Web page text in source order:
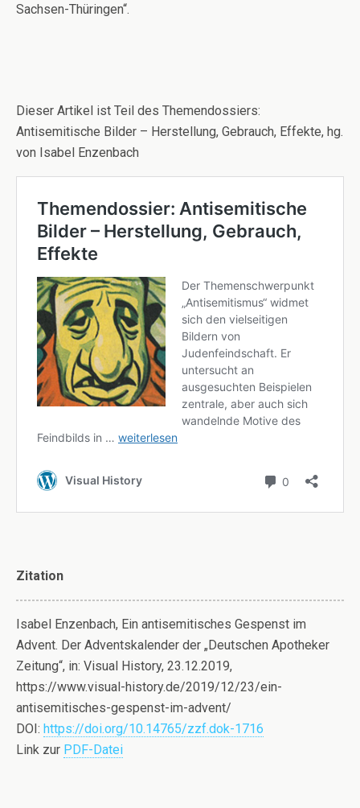
Sachsen-Thüringen“.
Dieser Artikel ist Teil des Themendossiers:
Antisemitische Bilder – Herstellung, Gebrauch, Effekte, hg.
von Isabel Enzenbach
Zitation
Isabel Enzenbach, Ein antisemitisches Gespenst im
Advent. Der Adventskalender der „Deutschen Apotheker
Zeitung“, in: Visual History, 23.12.2019,
https://www.visual-history.de/2019/12/23/ein-
antisemitisches-gespenst-im-advent/
DOI: https://doi.org/10.14765/zzf.dok-1716
Link zur PDF-Datei